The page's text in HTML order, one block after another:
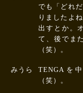
でも「どれ
りましたよ
出すとか。
て、後でま
（笑）。
みうら
TENGAを
（笑）。